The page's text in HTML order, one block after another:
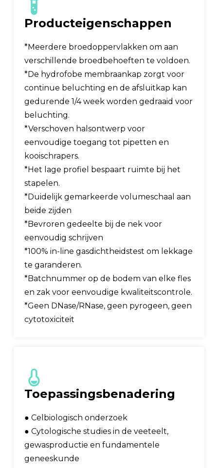
Producteigenschappen
*Meerdere broedoppervlakken om aan
verschillende broedbehoeften te voldoen.
*De hydrofobe membraankap zorgt voor
continue beluchting en de afsluitkap kan
gedurende 1/4 week worden gedraaid voor
beluchting.
*Verschoven halsontwerp voor
eenvoudige toegang tot pipetten en
kooischrapers.
*Het lage profiel bespaart ruimte bij het
stapelen.
*Duidelijk gemarkeerde volumeschaal aan
beide zijden
*Bevroren gedeelte bij de nek voor
eenvoudig schrijven
*100% in-line gasdichtheidstest om lekkage
te garanderen.
*Batchnummer op de bodem van elke fles
en zak voor eenvoudige kwaliteitscontrole.
*Geen DNase/RNase, geen pyrogeen, geen
cytotoxiciteit
Toepassingsbenadering
● Celbiologisch onderzoek
● Cytologische studies in de veeteelt,
gewasproductie en fundamentele
geneeskunde